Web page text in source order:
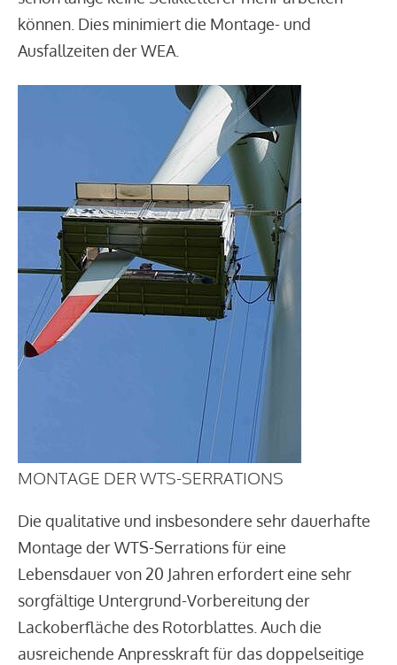
können. Dies minimiert die Montage- und
Ausfallzeiten der WEA.
MONTAGE DER WTS-SERRATIONS
Die qualitative und insbesondere sehr dauerhafte
Montage der WTS-Serrations für eine
Lebensdauer von 20 Jahren erfordert eine sehr
sorgfältige Untergrund-Vorbereitung der
Lackoberfläche des Rotorblattes. Auch die
ausreichende Anpresskraft für das doppelseitige